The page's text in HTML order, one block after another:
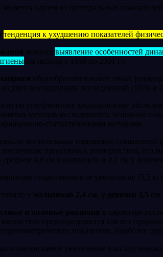
явля­ется одним из интегральных
тен­денция к ухудшению показателей
явилось выявление особенностей
(за пе­риод с 1959 по 2001 г.).
общеобразовательных школ,
двух последующих исследований (1976 и
углубленному медицинскому
мето­дов исследовались основные
ста­тистическими методами.
значительные изменения
продольных размеров тела, его
среднем 4,8 см у мальчиков и 4,1 см у
существенное ее увеличение (5,5
у мальчиков 2,4 см у девочек 2,5 см
и половые различия
в характере
тела предопре­деляется как его
показатели, наиболее
интенсивное увеличение всех